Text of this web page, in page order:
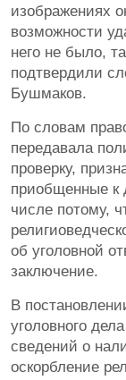
изображениях
возможности
него не было,
подтвердили
Бушмаков.
По словам
передавала
проверку,
приобщенные к
числе потому,
об уголовной
заключение.
В
уголовного
сведений о
оскорбление